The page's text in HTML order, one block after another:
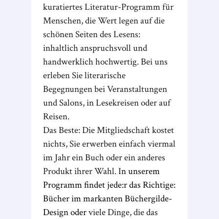
kuratiertes Literatur-Programm für
Menschen, die Wert legen auf die
schönen Seiten des Lesens:
inhaltlich anspruchsvoll und
handwerklich hochwertig. Bei uns
erleben Sie literarische
Begegnungen bei Veranstaltungen
und Salons, in Lesekreisen oder auf
Reisen.
Das Beste: Die Mitgliedschaft kostet
nichts, Sie erwerben einfach viermal
im Jahr ein Buch oder ein anderes
Produkt ihrer Wahl. In unserem
Programm findet jede:r das Richtige:
Bücher im markanten Büchergilde-
Design oderviele Dinge, die das